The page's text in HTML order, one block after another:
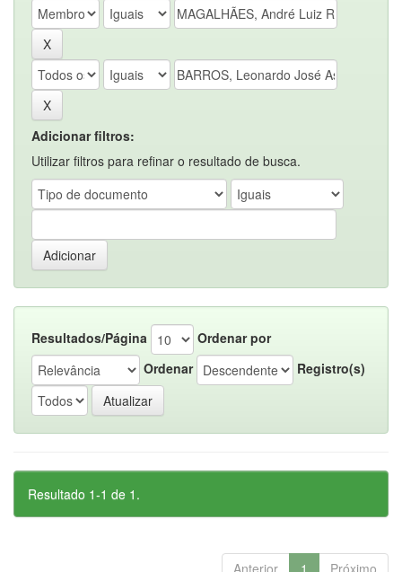
Adicionar filtros:
Utilizar filtros para refinar o resultado de busca.
Resultados/Página
Ordenar por
Ordenar
Registro(s)
Resultado 1-1 de 1.
Anterior 1 Próximo